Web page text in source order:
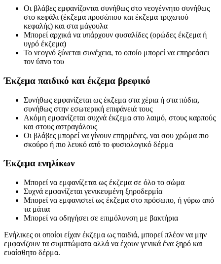
Οι βλάβες εμφανίζονται συνήθως στο νεογέννητο συνήθως
στο κεφάλι (έκζεμα προσώπου και έκζεμα τριχωτού
κεφαλής) και στα μάγουλα
Μπορεί αρχικά να υπάρχουν φυσαλίδες (ορώδες έκζεμα ή
υγρό έκζεμα)
Το νεογνό ξύνεται συνέχεια, το οποίο μπορεί να επηρεάσει
τον ύπνο του
Έκζεμα παιδικό και έκζεμα βρεφικό
Συνήθως εμφανίζεται ως έκζεμα στα χέρια ή στα πόδια,
συνήθως στην εσωτερική επιφάνειά τους
Ακόμη εμφανίζεται συχνά έκζεμα στο λαιμό, στους καρπούς
και στους αστραγάλους
Οι βλάβες μπορεί να γίνουν επηρμένες, ναι σου χρώμα πιο
σκούρο ή πιο λευκό από το φυσιολογικό δέρμα
Έκζεμα ενηλίκων
Μπορεί να εμφανίζεται ως έκζεμα σε όλο το σώμα
Συχνά εμφανίζεται γενικευμένη ξηροδερμία
Μπορεί να εμφανιστεί ως έκζεμα στο πρόσωπο, ή γύρω από
τα μάτια
Μπορεί να οδηγήσει σε επιμόλυνση με βακτήρια
Ενήλικες οι οποίοι είχαν έκζεμα ως παιδιά, μπορεί πλέον να μην
εμφανίζουν τα συμπτώματα αλλά να έχουν γενικά ένα ξηρό και
ευαίσθητο δέρμα.